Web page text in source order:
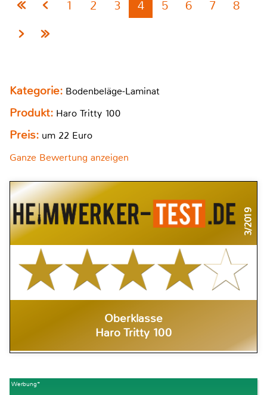
1 2 3 4 5 6 7 8
Kategorie: Bodenbeläge-Laminat
Produkt: Haro Tritty 100
Preis: um 22 Euro
Ganze Bewertung anzeigen
3/2019
Oberklasse
Haro Tritty 100
Werbung*